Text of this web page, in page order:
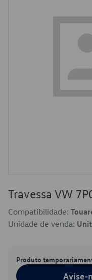
Travessa VW
Compatibilidade:
Unidade de venda:
Produto
Avise-